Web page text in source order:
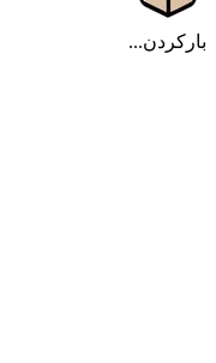
بارکردن...